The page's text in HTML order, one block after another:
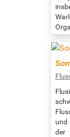
und
der